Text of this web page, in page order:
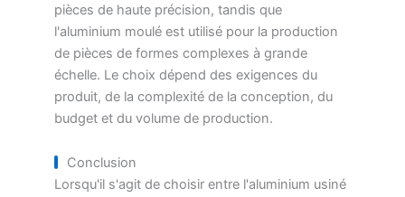
pièces de haute précision, tandis que
l'aluminium moulé est utilisé pour la production
de pièces de formes complexes à grande
échelle. Le choix dépend des exigences du
produit, de la complexité de la conception, du
budget et du volume de production.
Conclusion
Lorsqu'il s'agit de choisir entre l'aluminium usiné